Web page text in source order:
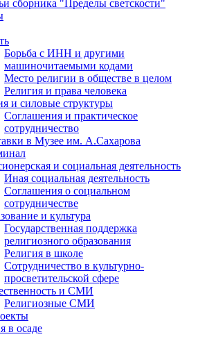
сборника "Пределы светскости"
Борьба с ИНН и другими
машиночитаемыми кодами
Место религии в обществе в целом
Религия и права человека
и силовые структуры
Соглашения и практическое
сотрудничество
в Музее им. А.Сахарова
и социальная деятельность
Иная социальная деятельность
Соглашения о социальном
сотрудничестве
и культура
Государственная поддержка
религиозного образования
Религия в школе
Сотрудничество в культурно-
просветительской сфере
и СМИ
Религиозные СМИ
в осаде